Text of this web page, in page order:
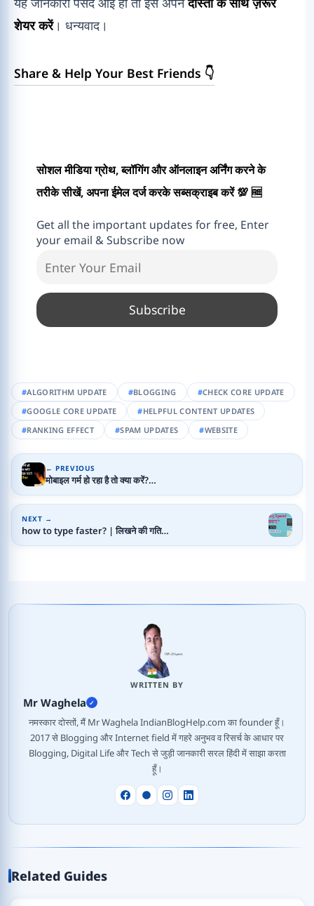
शेयर करें। धन्यवाद।
Share & Help Your Best Friends 👇
सोशल मीडिया ग्रोथ, ब्लॉगिंग और ऑनलाइन अर्निंग करने के
तरीके सीखें, अपना ईमेल दर्ज करके सब्सक्राइब करें 💯 🆓
Get all the important updates for free, Enter
your email & Subscribe now
ALGORITHM UPDATE BLOGGING
CHECK CORE UPDATE
GOOGLE CORE UPDATE
HELPFUL CONTENT UPDATES
RANKING EFFECT
SPAM UPDATES WEBSITE
← PREVIOUS
मोबाइल गर्म हो रहा है तो क्या करें?…
NEXT →
how to type faster? | लिखने की गति…
WRITTEN BY
Mr Waghela ✓
नमस्कार दोस्तों, मैं Mr Waghela IndianBlogHelp.com का founder हूँ।
2017 से Blogging और Internet field में गहरे अनुभव व रिसर्च के आधार पर
Blogging, Digital Life और Tech से जुड़ी जानकारी सरल हिंदी में साझा करता
हूँ।
Related Guides